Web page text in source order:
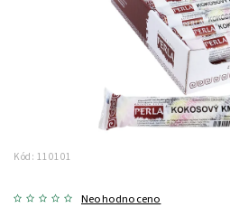
Kód: 110101
Neohodnoceno